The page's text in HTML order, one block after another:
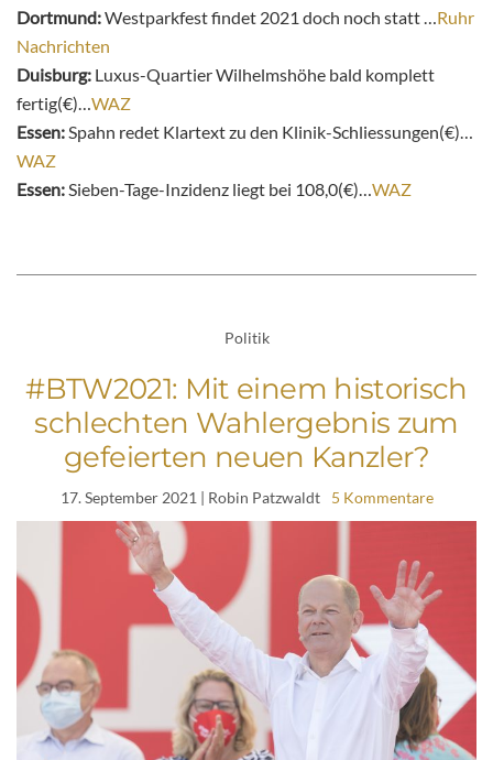
Dortmund:Westparkfest findet 2021 doch noch statt …Ruhr
Nachrichten
Duisburg: Luxus-Quartier Wilhelmshöhe bald komplett
fertig(€)…WAZ
Essen:Spahn redet Klartext zu den Klinik-Schliessungen(€)…
WAZ
Essen:Sieben-Tage-Inzidenz liegt bei 108,0(€)…WAZ
Politik
#BTW2021: Mit einem historisch
schlechten Wahlergebnis zum
gefeierten neuen Kanzler?
17. September 2021 | Robin Patzwaldt 5 Kommentare